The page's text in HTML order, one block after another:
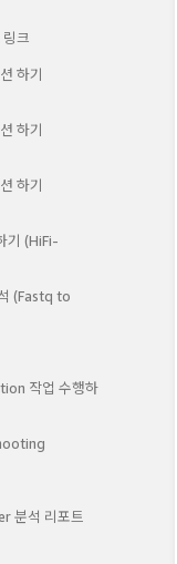
크
하기
하기
하기
기 (HiFi-
(Fastq to
작업 수행하
분석 리포트